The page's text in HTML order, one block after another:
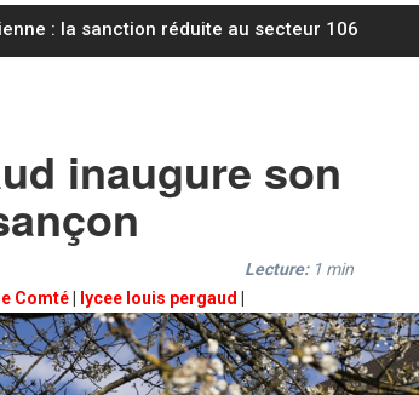
: la sanction réduite au secteur 106
inaugure son
Comté lycee louis pergaud
Lecture: 1 min